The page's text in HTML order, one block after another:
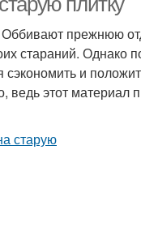
прежнюю
стараний. Однако
и
ведь этот материал